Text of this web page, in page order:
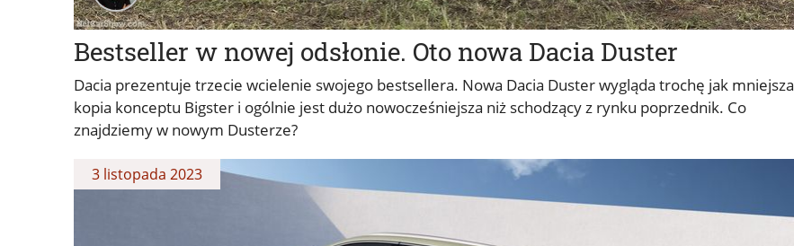
Bestseller w nowej odsłonie. Oto nowa Dacia Duster
Dacia prezentuje trzecie wcielenie swojego bestsellera. Nowa Dacia Duster wygląda trochę jak mniejsza
kopia konceptu Bigster i ogólnie jest dużo nowocześniejsza niż schodzący z rynku poprzednik. Co
znajdziemy w nowym Dusterze?
3 listopada 2023